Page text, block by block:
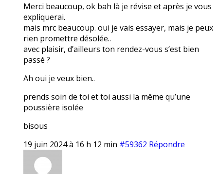
Merci beaucoup, ok bah là je révise et après je vous
expliquerai.
mais mrc beaucoup. oui je vais essayer, mais je peux
rien promettre désolée..
avec plaisir, d’ailleurs ton rendez-vous s’est bien
passé ?
Ah oui je veux bien..
prends soin de toi et toi aussi la même qu’une
poussière isolée
bisous
19 juin 2024 à 16 h 12 min #59362 Répondre